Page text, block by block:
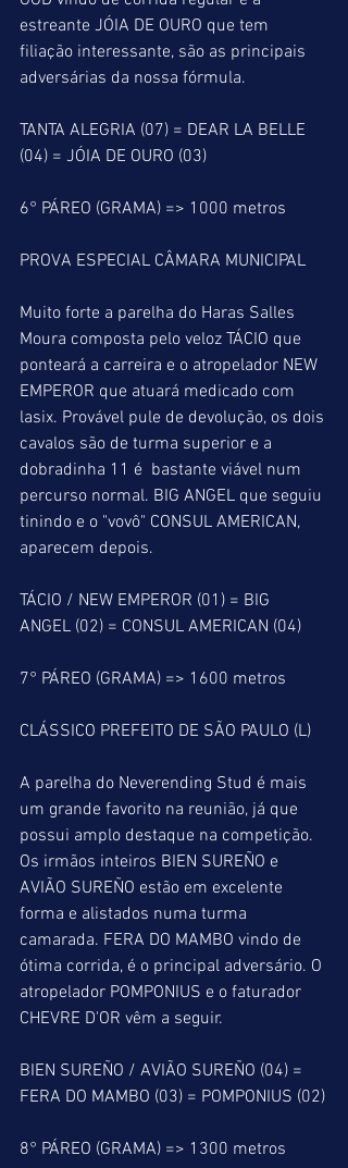
estreante JÓIA DE OURO que tem
filiação interessante, são as principais
adversárias da nossa fórmula.
TANTA ALEGRIA (07) = DEAR LA BELLE
(04) = JÓIA DE OURO (03)
6° PÁREO (GRAMA) => 1000 metros
PROVA ESPECIAL CÂMARA MUNICIPAL
Muito forte a parelha do Haras Salles
Moura composta pelo veloz TÁCIO que
ponteará a carreira e o atropelador NEW
EMPEROR que atuará medicado com
lasix. Provável pule de devolução, os dois
cavalos são de turma superior e a
dobradinha 11 é  bastante viável num
percurso normal. BIG ANGEL que seguiu
tinindo e o "vovô" CONSUL AMERICAN,
aparecem depois.
TÁCIO / NEW EMPEROR (01) = BIG
ANGEL (02) = CONSUL AMERICAN (04)
7° PÁREO (GRAMA) => 1600 metros
CLÁSSICO PREFEITO DE SÃO PAULO (L)
A parelha do Neverending Stud é mais
um grande favorito na reunião, já que
possui amplo destaque na competição.
Os irmãos inteiros BIEN SUREÑO e
AVIÃO SUREÑO estão em excelente
forma e alistados numa turma
camarada. FERA DO MAMBO vindo de
ótima corrida, é o principal adversário. O
atropelador POMPONIUS e o faturador
CHEVRE D'OR vêm a seguir.
BIEN SUREÑO / AVIÃO SUREÑO (04) =
FERA DO MAMBO (03) = POMPONIUS (02)
8° PÁREO (GRAMA) => 1300 metros